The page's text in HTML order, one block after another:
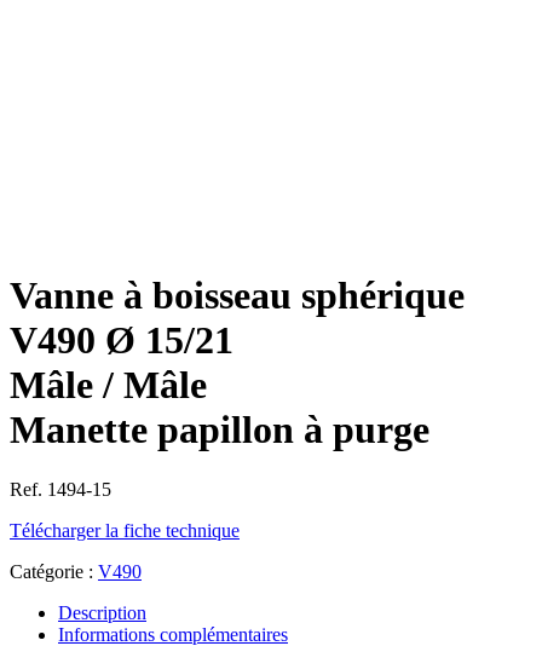
Vanne à boisseau sphérique
V490 Ø 15/21
Mâle / Mâle
Manette papillon à purge
Ref. 1494-15
Télécharger la fiche technique
Catégorie : V490
Description
Informations complémentaires